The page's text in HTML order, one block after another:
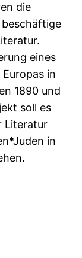
die
beschäftige
eines
in
1890 und
soll es
Literatur
in